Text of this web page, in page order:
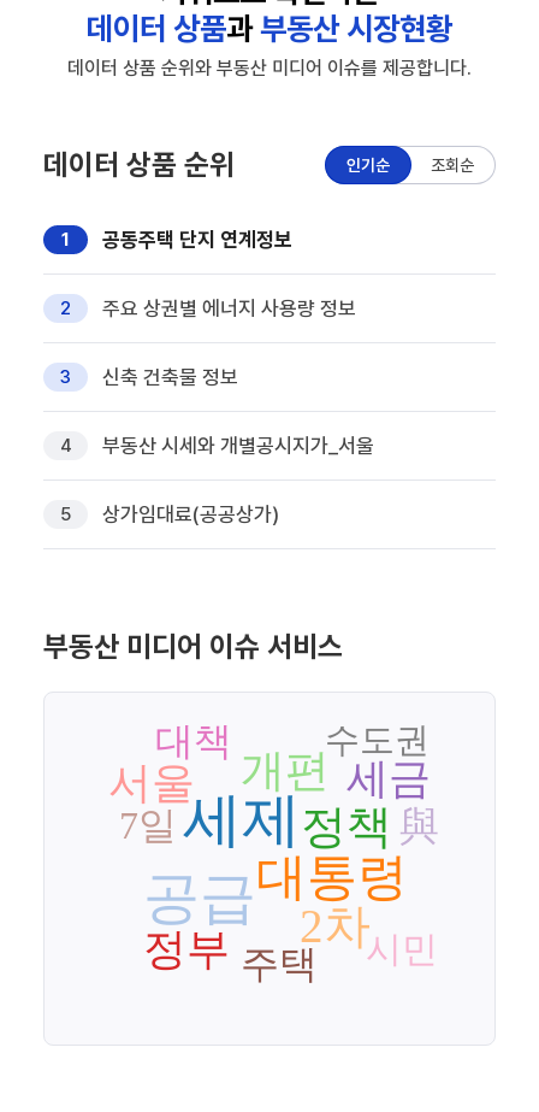
데이터 상품과부동산 시장현황
데이터 상품 순위와 부동산 미디어 이슈를 제공합니다.
데이터 상품 순위 인기순 조회순
1 공동주택 단지 연계정보
2 주요 상권별 에너지 사용량 정보
3 신축 건축물 정보
4 부동산 시세와 개별공시지가_서울
5 상가임대료(공공상가)
부동산 미디어 이슈 서비스
세제
공급대통령
2차
정책
개편
정부
서울 세금
與
주택
7일
대책
시민
수도권